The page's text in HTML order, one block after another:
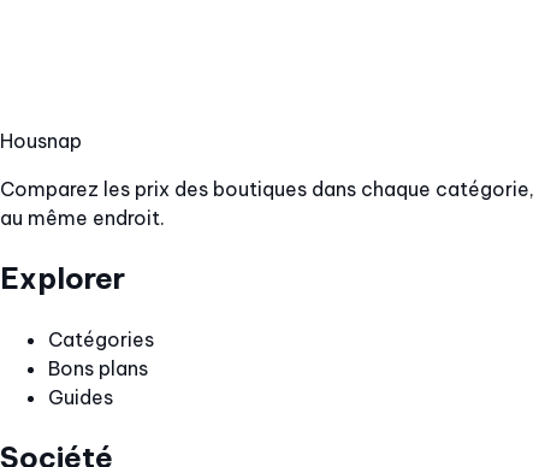
Housnap
Comparez les prix des boutiques dans chaque catégorie,
au même endroit.
Explorer
Catégories
Bons plans
Guides
Société